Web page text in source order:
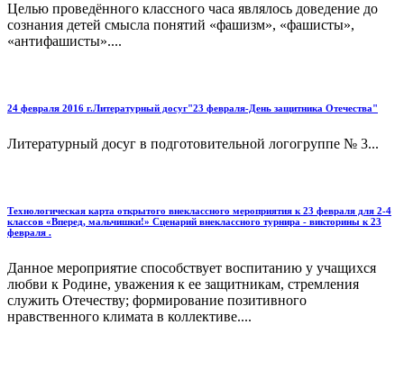
Целью проведённого классного часа являлось доведение до
сознания детей смысла понятий «фашизм», «фашисты»,
«антифашисты»....
24 февраля 2016 г.Литературный досуг"23 февраля-День защитника Отечества"
Литературный досуг в подготовительной логогруппе № 3...
Технологическая карта открытого внеклассного мероприятия к 23 февраля для 2-4
классов «Вперед, мальчишки!» Сценарий внеклассного турнира - викторины к 23
февраля .
Данное мероприятие способствует воспитанию у учащихся
любви к Родине, уважения к ее защитникам, стремления
служить Отечеству; формирование позитивного
нравственного климата в коллективе....